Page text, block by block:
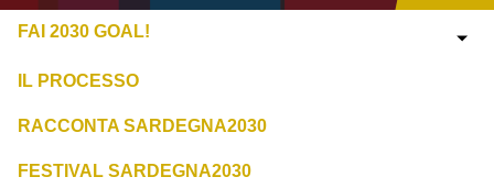
FAI 2030 GOAL!
IL PROCESSO
RACCONTA SARDEGNA2030
FESTIVAL SARDEGNA2030